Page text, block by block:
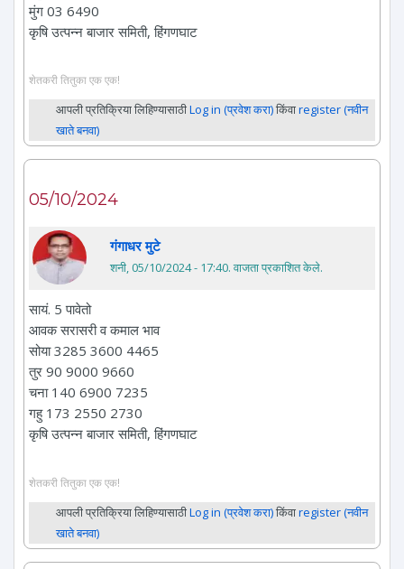
मुंग 03 6490
कृषि उत्पन्न बाजार समिती, हिंगणघाट
शेतकरी तितुका एक एक!
आपली प्रतिक्रिया लिहिण्यासाठीLog in (प्रवेश करा)किंवाregister (नवीन
खाते बनवा)
05/10/2024
गंगाधर मुटे
शनी, 05/10/2024 - 17:40. वाजता प्रकाशित केले.
सायं. 5 पावेतो
आवक सरासरी व कमाल भाव
सोया 3285 3600 4465
तुर 90 9000 9660
चना 140 6900 7235
गहु 173 2550 2730
कृषि उत्पन्न बाजार समिती, हिंगणघाट
शेतकरी तितुका एक एक!
आपली प्रतिक्रिया लिहिण्यासाठीLog in (प्रवेश करा)किंवाregister (नवीन
खाते बनवा)